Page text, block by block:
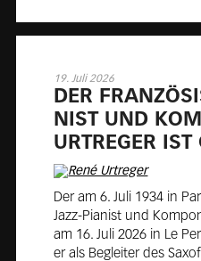
19. Juli 2026
DER
NIST UND
URT­RE­GER IST
Der am 6. Juli 1934 in
Jazz-Pianist und
am 16. Juli 2026 in Le
er als Begleiter des